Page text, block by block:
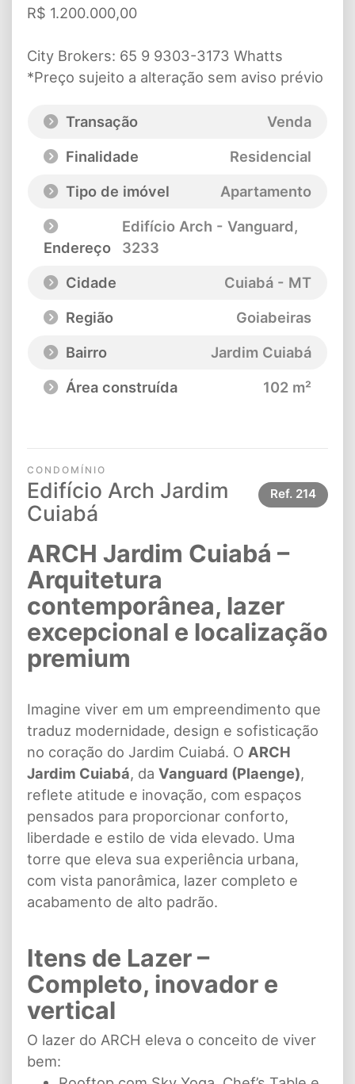
R$ 1.200.000,00
City Brokers: 65 9 9303-3173 Whatts
*Preço sujeito a alteração sem aviso prévio
Transação
Venda
Finalidade
Residencial
Tipo de imóvel
Apartamento
Endereço
Edifício Arch - Vanguard,
3233
Cidade
Cuiabá - MT
Região
Goiabeiras
Bairro
Jardim Cuiabá
Área construída
102 m²
CONDOMÍNIO
Edifício Arch Jardim
Cuiabá
Ref. 214
ARCH Jardim Cuiabá –
Arquitetura
contemporânea, lazer
excepcional e localização
premium
Imagine viver em um empreendimento que
traduz modernidade, design e sofisticação
no coração do Jardim Cuiabá. O ARCH
Jardim Cuiabá, da Vanguard (Plaenge),
reflete atitude e inovação, com espaços
pensados para proporcionar conforto,
liberdade e estilo de vida elevado. Uma
torre que eleva sua experiência urbana,
com vista panorâmica, lazer completo e
acabamento de alto padrão.
Itens de Lazer –
Completo, inovador e
vertical
O lazer do ARCH eleva o conceito de viver
bem: